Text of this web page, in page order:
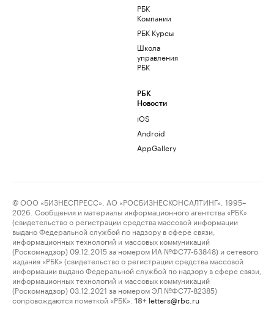
РБК
Компании
РБК Курсы
Школа
управления
РБК
РБК
Новости
iOS
Android
AppGallery
© ООО «БИЗНЕСПРЕСС», АО «РОСБИЗНЕСКОНСАЛТИНГ», 1995–
2026. Сообщения и материалы информационного агентства «РБК»
(свидетельство о регистрации средства массовой информации
выдано Федеральной службой по надзору в сфере связи,
информационных технологий и массовых коммуникаций
(Роскомнадзор) 09.12.2015 за номером ИА №ФС77-63848) и сетевого
издания «РБК» (свидетельство о регистрации средства массовой
информации выдано Федеральной службой по надзору в сфере связи,
информационных технологий и массовых коммуникаций
(Роскомнадзор) 03.12.2021 за номером ЭЛ №ФС77-82385)
сопровождаются пометкой «РБК».
18+ letters@rbc.ru